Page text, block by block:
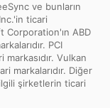
ve bunların
ticari
Corporation'ın ABD
PCI
Vulkan
markalarıdır. Diğer
ilgili şirketlerin ticari